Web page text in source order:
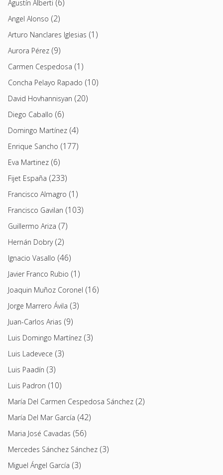
Agustín Alberti (6)
Angel Alonso (2)
Arturo Nanclares Iglesias (1)
Aurora Pérez (9)
Carmen Cespedosa (1)
Concha Pelayo Rapado (10)
David Hovhannisyan (20)
Diego Caballo (6)
Domingo Martínez (4)
Enrique Sancho (177)
Eva Martinez (6)
Fijet España (233)
Francisco Almagro (1)
Francisco Gavilan (103)
Guillermo Ariza (7)
Hernán Dobry(2)
Ignacio Vasallo (46)
Javier Franco Rubio (1)
Joaquin Muñoz Coronel (16)
Jorge Marrero Ávila (3)
Juan-Carlos Arias (9)
Luis Domingo Martínez (3)
Luis Ladevece (3)
Luis Paadín (3)
Luis Padron (10)
María Del Carmen Cespedosa Sánchez (2)
María Del Mar García (42)
Maria José Cavadas (56)
Mercedes Sánchez Sánchez (3)
Miguel Ángel García (3)